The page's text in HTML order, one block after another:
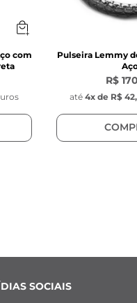
com
Pulseira Lemmy
R$
até 4x de R$
SOCIAIS